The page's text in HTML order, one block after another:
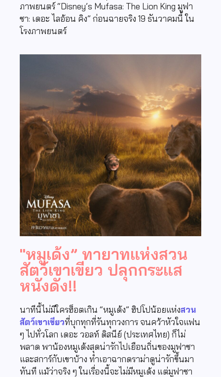
ภาพยนตร์“Disney’s Mufasa: The Lion King มูฟา
ซา: เดอะ ไลอ้อน คิง” ก่อนฉายจริง 19 ธันวาคมนี้ ใน
โรงภาพยนตร์
"หมูเด้ง” ทายาทแห่งสวน
สัตว์เขาเขียว ปลุกกระแส
หนังดัง!!
นาทีนี้ไม่มีใครฮ็อตเกิน “หมูเด้ง” ฮิปโปน้อยแห่งสวน
สัตว์เขาเขียวที่บุกทุกที่รันทุกวงการ จนคว้าหัวใจแฟน
ๆ ไปทั่วโลก เดอะ วอลท์ ดิสนีย์ (ประเทศไทย) ก็ไม่
พลาด พาน้องหมูเด้งสุดน่ารักไปเยือนถิ่นของมูฟาซา
และสการ์กับเขาบ้าง ทำเอาฉากดราม่าดูน่ารักขึ้นมา
ทันที แม้ว่าจริง ๆ ในเรื่องนี้จะไม่มีหมูเด้ง แต่มูฟาซา